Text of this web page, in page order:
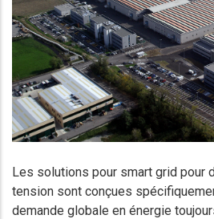
Les solutions pour smart grid pour
tension sont conçues
demande globale en énergie